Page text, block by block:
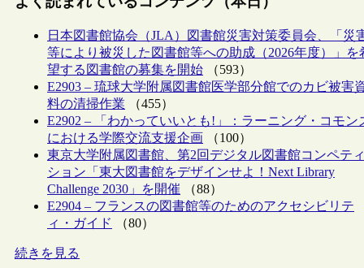
日本図書館協会（JLA）図書館災害対策委員会、「災
等により被災した図書館等への助成（2026年度）」を
望する図書館の募集を開始 （593）
E2903 – 琉球大学附属図書館医学部分館でのカビ被害
料の清掃作業 （455）
E2902 – 「わかっていいとも!」：ラーニング・コモン
における学際交流支援企画 （100）
東京大学附属図書館、第2回デジタル図書館コンペティ
ション「東大図書館をデザインせよ！Next Library
Challenge 2030」を開催 （88）
E2904 – フランスの図書館等のためのアクセシビリテ
ィ・ガイド
（80）
続きを見る